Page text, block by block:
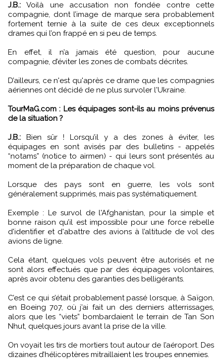
J.B.: Voilà une accusation non fondée contre cette
compagnie, dont l’image de marque sera probablement
fortement ternie à la suite de ces deux exceptionnels
drames qui l’on frappé en si peu de temps.
En effet, il n’a jamais été question, pour aucune
compagnie, d’éviter les zones de combats décrites.
D’ailleurs, ce n'est qu'après ce drame que les compagnies
aériennes ont décidé de ne plus survoler l'Ukraine.
TourMaG.com : Les équipages sont-ils au moins prévenus
de la situation ?
J.B.:
Bien sûr ! Lorsqu’il y a des zones à éviter, les
équipages en sont avisés par des bulletins - appelés
“notams” (notice to airmen) - qui leurs sont présentés au
moment de la préparation de chaque vol.
Lorsque des pays sont en guerre, les vols sont
généralement supprimés, mais pas systématiquement.
Exemple : Le survol de l'Afghanistan, pour la simple et
bonne raison qu’il est impossible pour une force rebelle
d'identifier et d'abattre des avions à l’altitude de vol des
avions de ligne.
Cela étant, quelques vols peuvent être autorisés et ne
sont alors effectués que par des équipages volontaires,
après avoir obtenu des garanties des belligérants.
C’est ce qui s’était probablement passé lorsque, à Saïgon,
en Boeing 707, où j’ai fait un des derniers atterrissages,
alors que les “viets” bombardaient le terrain de Tan Son
Nhut, quelques jours avant la prise de la ville.
On voyait les tirs de mortiers tout autour de l’aéroport. Des
dizaines d’hélicoptères mitraillaient les troupes ennemies.